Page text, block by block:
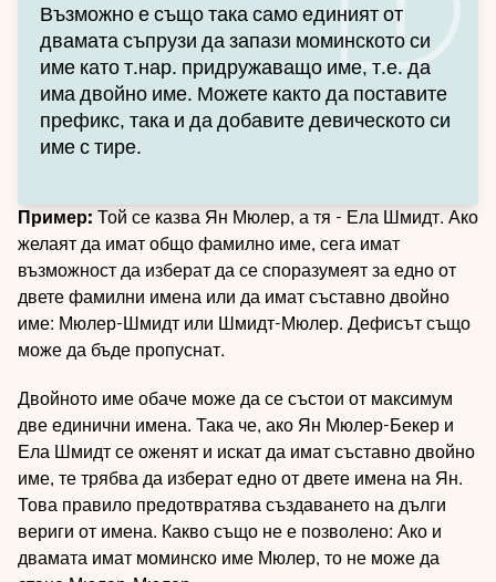
Възможно е също така само единият от
двамата съпрузи да запази моминското си
име като т.нар. придружаващо име, т.е. да
има двойно име. Можете както да поставите
префикс, така и да добавите девическото си
име с тире.
Пример: Той се казва Ян Мюлер, а тя - Ела Шмидт. Ако
желаят да имат общо фамилно име, сега имат
възможност да изберат да се споразумеят за едно от
двете фамилни имена или да имат съставно двойно
име: Мюлер-Шмидт или Шмидт-Мюлер. Дефисът също
може да бъде пропуснат.
Двойното име обаче може да се състои от максимум
две единични имена. Така че, ако Ян Мюлер-Бекер и
Ела Шмидт се оженят и искат да имат съставно двойно
име, те трябва да изберат едно от двете имена на Ян.
Това правило предотвратява създаването на дълги
вериги от имена. Какво също не е позволено: Ако и
двамата имат моминско име Мюлер, то не може да